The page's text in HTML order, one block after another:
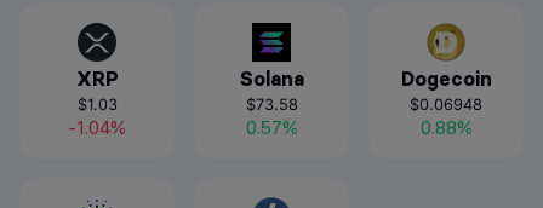
XRP
$1.03
-1.04%
Solana
$73.58
0.57%
Dogecoin
$0.06948
0.88%